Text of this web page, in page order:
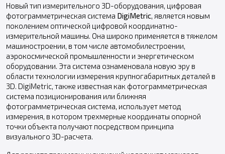
Новый тип измерительного 3D-оборудования, цифровая
фотограмметрическая система DigiMetric, является новым
поколением оптической цифровой координатно-
измерительной машины. Она широко применяется в тяжелом
машиностроении, в том числе автомобилестроении,
аэрокосмической промышленности и энергетическом
оборудовании. Эта система ознаменовала новую эру в
области технологии измерения крупногабаритных деталей в
3D. DigiMetric, также известная как фотограмметрическая
система позиционирования или ближняя
фотограмметрическая система, использует метод
измерения, в котором трехмерные координаты опорной
точки объекта получают посредством принципа
визуального 3D-расчета.